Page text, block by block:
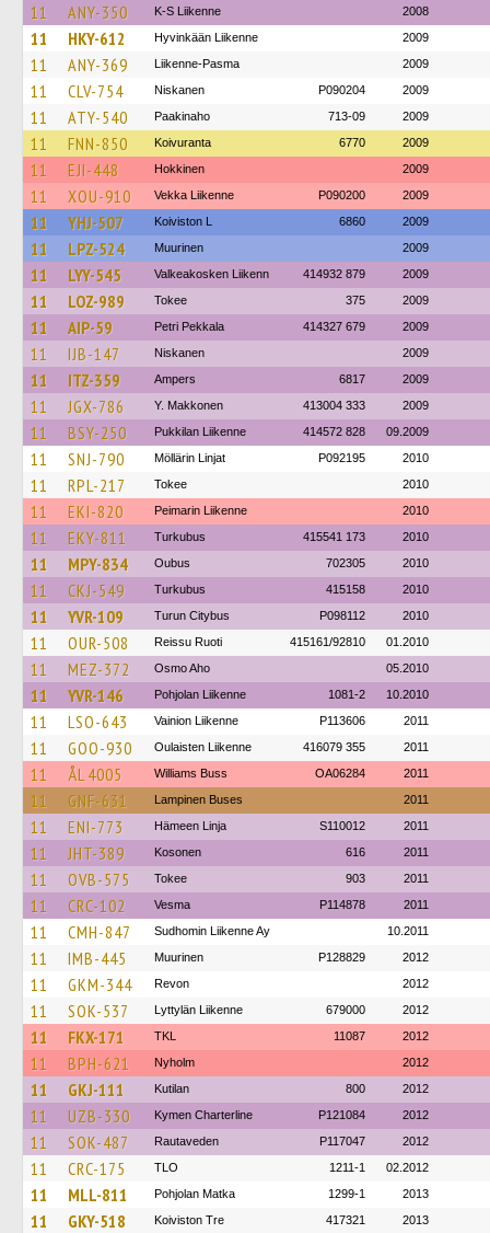
11 ANY-350 K-S Liikenne 2008
11 HKY-612 Hyvinkään Liikenne 2009
11 ANY-369 Liikenne-Pasma 2009
11 CLV-754 Niskanen P090204 2009
11 ATY-540 Paakinaho 713-09 2009
11 FNN-850 Koivuranta 6770 2009
11 EJI-448 Hokkinen 2009
11 XOU-910 Vekka Liikenne P090200 2009
11 YHJ-507 Koiviston L 6860 2009
11 LPZ-524 Muurinen 2009
11 LYY-545 Valkeakosken Liikenn 414932 879 2009
11 LOZ-989 Tokee 375 2009
11 AIP-59 Petri Pekkala 414327 679 2009
11 IJB-147 Niskanen 2009
11 ITZ-359 Ampers 6817 2009
11 JGX-786 Y. Makkonen 413004 333 2009
11 BSY-250 Pukkilan Liikenne 414572 828 09.2009
11 SNJ-790 Möllärin Linjat P092195 2010
11 RPL-217 Tokee 2010
11 EKI-820 Peimarin Liikenne 2010
11 EKY-811 Turkubus 415541 173 2010
11 MPY-834 Oubus 702305 2010
11 CKJ-549 Turkubus 415158 2010
11 YVR-109 Turun Citybus P098112 2010
11 OUR-508 Reissu Ruoti 415161/92810 01.2010
11 MEZ-372 Osmo Aho 05.2010
11 YVR-146 Pohjolan Liikenne 1081-2 10.2010
11 LSO-643 Vainion Liikenne P113606 2011
11 GOO-930 Oulaisten Liikenne 416079 355 2011
11 ÅL 4005 Williams Buss OA06284 2011
11 GNF-631 Lampinen Buses 2011
11 ENI-773 Hämeen Linja S110012 2011
11 JHT-389 Kosonen 616 2011
11 OVB-575 Tokee 903 2011
11 CRC-102 Vesma P114878 2011
11 CMH-847 Sudhomin Liikenne Ay 10.2011
11 IMB-445 Muurinen P128829 2012
11 GKM-344 Revon 2012
11 SOK-537 Lyttylän Liikenne 679000 2012
11 FKX-171 TKL 11087 2012
11 BPH-621 Nyholm 2012
11 GKJ-111 Kutilan 800 2012
11 UZB-330 Kymen Charterline P121084 2012
11 SOK-487 Rautaveden P117047 2012
11 CRC-175 TLO 1211-1 02.2012
11 MLL-811 Pohjolan Matka 1299-1 2013
11 GKY-518 Koiviston Tre 417321 2013